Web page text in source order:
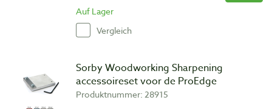
Auf Lager
Vergleich
Sorby Woodworking Sharpening
accessoireset voor de ProEdge
Produktnummer: 28915